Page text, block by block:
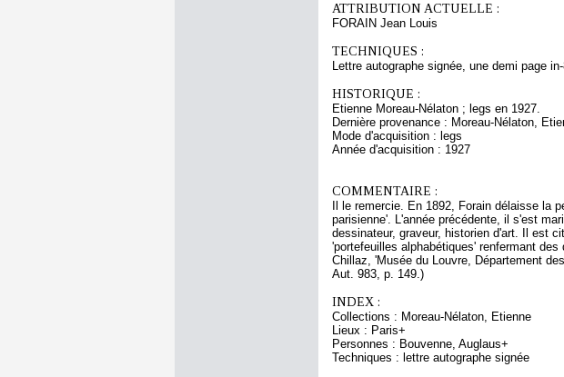
ATTRIBUTION ACTUELLE :
FORAIN Jean Louis
TECHNIQUES :
Lettre autographe signée, une demi page in-
HISTORIQUE :
Etienne Moreau-Nélaton ; legs en 1927.
Dernière provenance : Moreau-Nélaton,
Mode d'acquisition : legs
Année d'acquisition : 1927
COMMENTAIRE :
Il le remercie. En 1892, Forain délaisse la
parisienne'. L'année précédente, il s'est
dessinateur, graveur, historien d'art. Il est
'portefeuilles alphabétiques' renfermant
Chillaz, 'Musée du Louvre, Département
Aut. 983, p. 149.)
INDEX :
Collections : Moreau-Nélaton, Etienne
Lieux : Paris+
Personnes : Bouvenne, Auglaus+
Techniques : lettre autographe signée